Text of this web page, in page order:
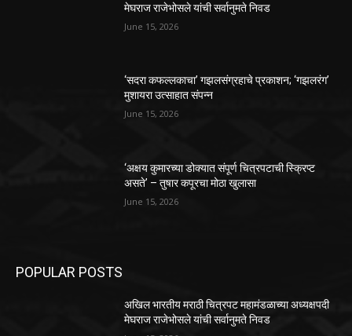
मेघराज राजेभोसले यांची सर्वानुमते निवड
June 15, 2026
‘सदरा कफल्लकाचा’ गझलसंग्रहाचे प्रकाशन; ‘गझलरंग’
मुशायरा उत्साहात संपन्न
June 15, 2026
‘अक्षय कुमारच्या डोक्यात संपूर्ण चित्रपटाची स्क्रिप्ट
असते’ – तुषार कपूरचा मोठा खुलासा
June 15, 2026
POPULAR POSTS
अखिल भारतीय मराठी चित्रपट महामंडळाच्या अध्यक्षपदी
मेघराज राजेभोसले यांची सर्वानुमते निवड